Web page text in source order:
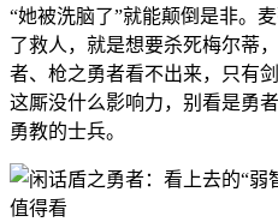
“她被洗脑了”就能颠倒是非。
了救人，就是想要杀死梅尔蒂
者、枪之勇者看不出来，只有
这厮没什么影响力，别看是勇
勇教的士兵。